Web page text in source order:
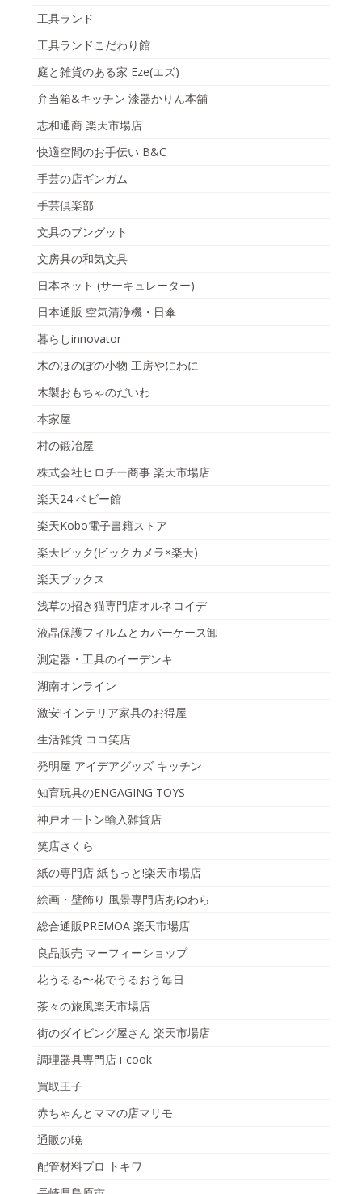
工具ランド
工具ランドこだわり館
庭と雑貨のある家 Eze(エズ)
弁当箱&キッチン 漆器かりん本舗
志和通商 楽天市場店
快適空間のお手伝い B&C
手芸の店ギンガム
手芸倶楽部
文具のブングット
文房具の和気文具
日本ネット (サーキュレーター)
日本通販 空気清浄機・日傘
暮らしinnovator
木のほのぼの小物 工房やにわに
木製おもちゃのだいわ
本家屋
村の鍛冶屋
株式会社ヒロチー商事 楽天市場店
楽天24 ベビー館
楽天Kobo電子書籍ストア
楽天ビック(ビックカメラ×楽天)
楽天ブックス
浅草の招き猫専門店オルネコイデ
液晶保護フィルムとカバーケース卸
測定器・工具のイーデンキ
湖南オンライン
激安!インテリア家具のお得屋
生活雑貨 ココ笑店
発明屋 アイデアグッズ キッチン
知育玩具のENGAGING TOYS
神戸オートン輸入雑貨店
笑店さくら
紙の専門店 紙もっと!楽天市場店
絵画・壁飾り 風景専門店あゆわら
総合通販PREMOA 楽天市場店
良品販売 マーフィーショップ
花うるる〜花でうるおう毎日
茶々の旅風楽天市場店
街のダイビング屋さん 楽天市場店
調理器具専門店 i-cook
買取王子
赤ちゃんとママの店マリモ
通販の暁
配管材料プロ トキワ